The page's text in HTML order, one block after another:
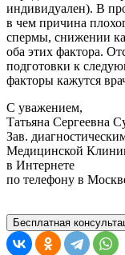
индивидуален). В
в чем причина
спермы, снижении
оба этих фактора.
подготовки к
факторы кажутся
С уважением,
Татьяна Сергеевна
Зав.
Медицинской
в Интернете
по телефону в
Бесплатная